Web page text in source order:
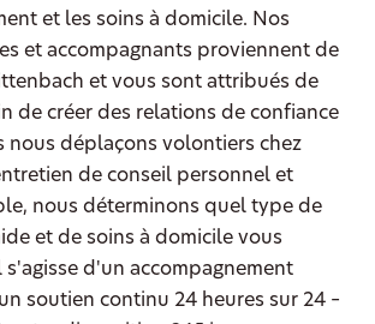
et les soins à domicile. Nos
et accompagnants proviennent de
et vous sont attribués de
de créer des relations de confiance
nous déplaçons volontiers chez
de conseil personnel et
nous déterminons quel type de
et de soins à domicile vous
d'un accompagnement
soutien continu 24 heures sur 24 –